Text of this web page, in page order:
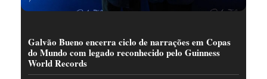
Galvão Bueno encerra ciclo de narrações em Copas
do Mundo com legado reconhecido pelo Guinness
World Records